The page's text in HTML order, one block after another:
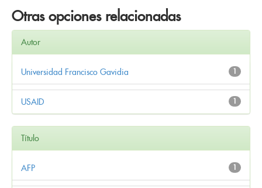
Otras opciones relacionadas
Autor
1
Universidad Francisco Gavidia
1
USAID
Título
1
AFP